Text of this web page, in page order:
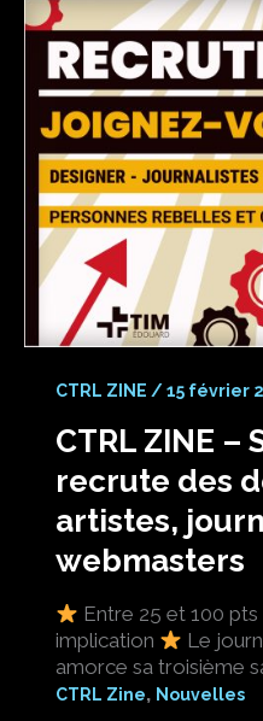
CTRL ZINE /15 février
CTRL ZINE –
recrute des
artistes,
webmasters
Entre 25 et 100
implication
Le
amorce sa troisième
CTRL Zine, Nouvelles